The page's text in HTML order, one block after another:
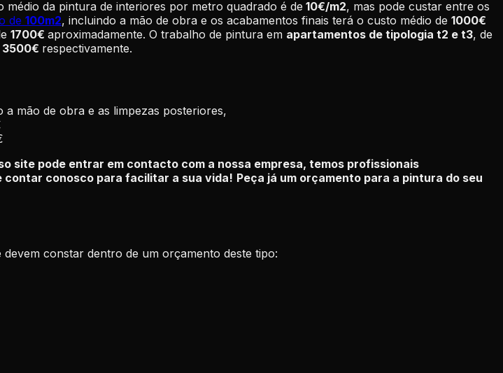
da pintura de interiores por metro quadrado é de 10€/m2, mas pode custar entre os
de 100m2, incluindo a mão de obra e os acabamentos finais terá o custo médio de 1000€
1700€ aproximadamente. O trabalho de pintura em apartamentos de tipologia t2 e t3, de
3500€ respectivamente.
mão de obra e as limpezas posteriores,
site pode entrar em contacto com a nossa empresa, temos profissionais
contar conosco para facilitar a sua vida! Peça já um orçamento para a pintura do seu
devem constar dentro de um orçamento deste tipo: